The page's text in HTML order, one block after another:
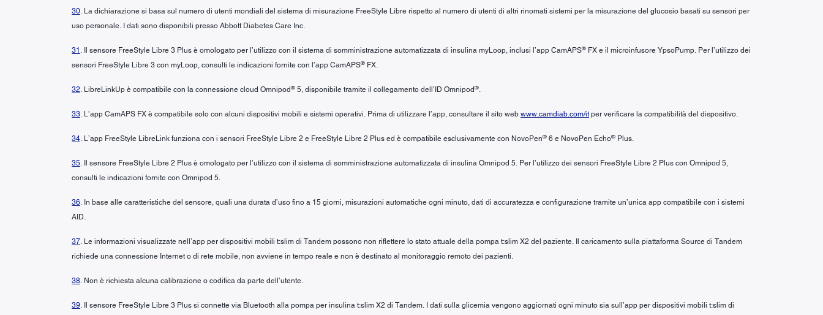
30. La dichiarazione si basa sul numero di utenti mondiali del sistema di misurazione FreeStyle Libre rispetto al numero di utenti di altri rinomati sistemi per la misurazione del glucosio basati su sensori per
uso personale. I dati sono disponibili presso Abbott Diabetes Care Inc.
31 . Il sensore FreeStyle Libre 3 Plus è omologato per l’utilizzo con il sistema di somministrazione automatizzata di insulina myLoop, inclusi l’app CamAPS® FX e il microinfusore YpsoPump. Per l’utilizzo dei
sensori FreeStyle Libre 3 con myLoop, consulti le indicazioni fornite con l’app CamAPS® FX.
32. LibreLinkUp è compatibile con la connessione cloud Omnipod® 5, disponibile tramite il collegamento dell’ID Omnipod®.
33. L’app CamAPS FX è compatibile solo con alcuni dispositivi mobili e sistemi operativi. Prima di utilizzare l’app, consultare il sito web www.camdiab.com/it per verificare la compatibilità del dispositivo.
34. L’app FreeStyle LibreLink funziona con i sensori FreeStyle Libre 2 e FreeStyle Libre 2 Plus ed è compatibile esclusivamente con NovoPen® 6 e NovoPen Echo® Plus.
35. Il sensore FreeStyle Libre 2 Plus è omologato per l’utilizzo con il sistema di somministrazione automatizzata di insulina Omnipod 5. Per l’utilizzo dei sensori FreeStyle Libre 2 Plus con Omnipod 5,
consulti le indicazioni fornite con Omnipod 5.
36. In base alle caratteristiche del sensore, quali una durata d’uso fino a 15 giorni, misurazioni automatiche ogni minuto, dati di accuratezza e configurazione tramite un’unica app compatibile con i sistemi
AID.
37. Le informazioni visualizzate nell’app per dispositivi mobili t:slim di Tandem possono non riflettere lo stato attuale della pompa t:slim X2 del paziente. Il caricamento sulla piattaforma Source di Tandem
richiede una connessione Internet o di rete mobile, non avviene in tempo reale e non è destinato al monitoraggio remoto dei pazienti.
38. Non è richiesta alcuna calibrazione o codifica da parte dell’utente.
39. Il sensore FreeStyle Libre 3 Plus si connette via Bluetooth alla pompa per insulina t:slim X2 di Tandem. I dati sulla glicemia vengono aggiornati ogni minuto sia sull’app per dispositivi mobili t:slim di